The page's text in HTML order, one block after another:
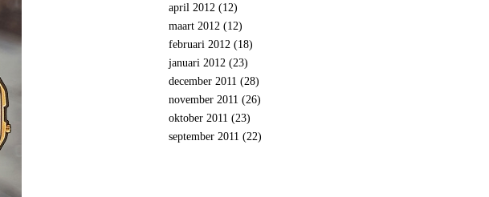
april 2012 (12)
maart 2012 (12)
februari 2012 (18)
januari 2012 (23)
december 2011 (28)
november 2011 (26)
oktober 2011 (23)
september 2011 (22)